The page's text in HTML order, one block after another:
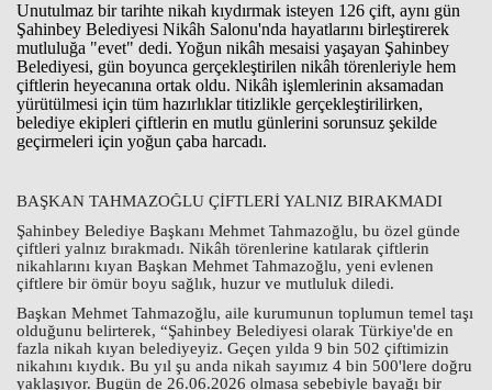
Unutulmaz bir tarihte nikah kıydırmak isteyen 126 çift, aynı gün
Şahinbey Belediyesi Nikâh Salonu'nda hayatlarını birleştirerek
mutluluğa "evet" dedi. Yoğun nikâh mesaisi yaşayan Şahinbey
Belediyesi, gün boyunca gerçekleştirilen nikâh törenleriyle hem
çiftlerin heyecanına ortak oldu. Nikâh işlemlerinin aksamadan
yürütülmesi için tüm hazırlıklar titizlikle gerçekleştirilirken,
belediye ekipleri çiftlerin en mutlu günlerini sorunsuz şekilde
geçirmeleri için yoğun çaba harcadı.
BAŞKAN TAHMAZOĞLU ÇİFTLERİ YALNIZ BIRAKMADI
Şahinbey Belediye Başkanı Mehmet Tahmazoğlu, bu özel günde
çiftleri yalnız bırakmadı. Nikâh törenlerine katılarak çiftlerin
nikahlarını kıyan Başkan Mehmet Tahmazoğlu, yeni evlenen
çiftlere bir ömür boyu sağlık, huzur ve mutluluk diledi.
Başkan Mehmet Tahmazoğlu, aile kurumunun toplumun temel taşı
olduğunu belirterek, “Şahinbey Belediyesi olarak Türkiye'de en
fazla nikah kıyan belediyeyiz. Geçen yılda 9 bin 502 çiftimizin
nikahını kıydık. Bu yıl şu anda nikah sayımız 4 bin 500'lere doğru
yaklaşıyor. Bugün de 26.06.2026 olmasa sebebiyle bayağı bir